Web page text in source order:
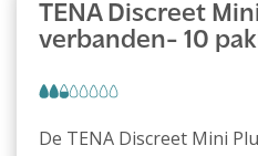
TENA Discreet
verbanden- 10
De TENA Discreet Mini